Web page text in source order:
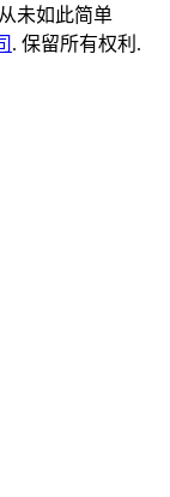
未如此简单
. 保留所有权利.